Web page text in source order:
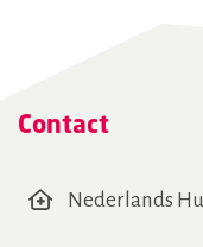
Contact
Nederlands